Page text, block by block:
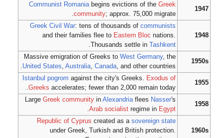
1947
Communist Romaniabegins evictions of theGreek
community; approx. 75,000 migrate.
1948
Greek Civil War: tens of thousands ofcommunists
and their families flee to Eastern Bloc nations.
Thousands settle inTashkent
.
1950s
Massive emigration of Greeks toWest Germany, the
United States,Australia,Canada, and other countries.
1955
Istanbul pogrom against the city's Greeks. Exodus of
Greeks accelerates; fewer than 2,000 remain today.
1958
LargeGreek community inAlexandriaflees Nasser's
Arab socialist regime in Egypt
.
1960s
Republic of Cyprus created as asovereign state
under Greek, Turkish and British protection.